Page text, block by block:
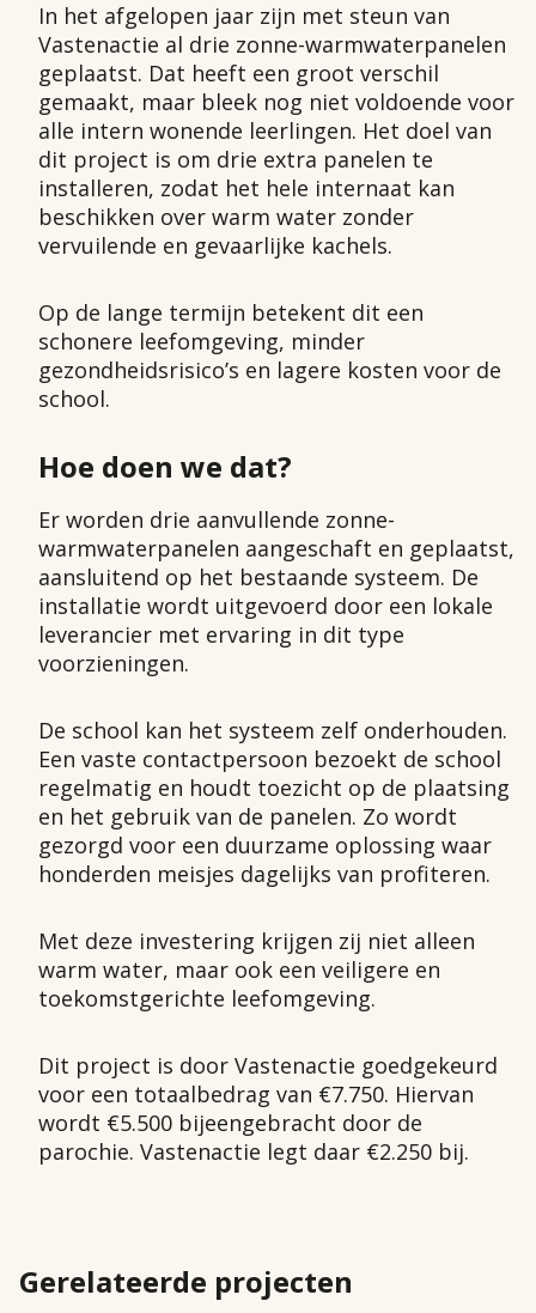
In het afgelopen jaar zijn met steun van
Vastenactie al drie zonne-warmwaterpanelen
geplaatst. Dat heeft een groot verschil
gemaakt, maar bleek nog niet voldoende voor
alle intern wonende leerlingen. Het doel van
dit project is om drie extra panelen te
installeren, zodat het hele internaat kan
beschikken over warm water zonder
vervuilende en gevaarlijke kachels.
Op de lange termijn betekent dit een
schonere leefomgeving, minder
gezondheidsrisico’s en lagere kosten voor de
school.
Hoe doen we dat?
Er worden drie aanvullende zonne-
warmwaterpanelen aangeschaft en geplaatst,
aansluitend op het bestaande systeem. De
installatie wordt uitgevoerd door een lokale
leverancier met ervaring in dit type
voorzieningen.
De school kan het systeem zelf onderhouden.
Een vaste contactpersoon bezoekt de school
regelmatig en houdt toezicht op de plaatsing
en het gebruik van de panelen. Zo wordt
gezorgd voor een duurzame oplossing waar
honderden meisjes dagelijks van profiteren.
Met deze investering krijgen zij niet alleen
warm water, maar ook een veiligere en
toekomstgerichte leefomgeving.
Dit project is door Vastenactie goedgekeurd
voor een totaalbedrag van €7.750. Hiervan
wordt €5.500 bijeengebracht door de
parochie. Vastenactie legt daar €2.250 bij.
Gerelateerde projecten